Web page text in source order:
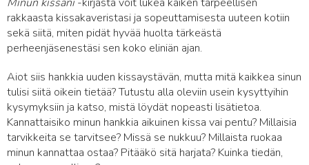
rakkaasta kissakaveristasi ja sopeuttamisesta uuteen kotiin
sekä siitä, miten pidät hyvää huolta tärkeästä
perheenjäsenestäsi sen koko eliniän ajan.
Aiot siis hankkia uuden kissaystävän, mutta mitä kaikkea sinun
tulisi siitä oikein tietää? Tutustu alla oleviin usein kysyttyihin
kysymyksiin ja katso, mistä löydät nopeasti lisätietoa.
Kannattaisiko minun hankkia aikuinen kissa vai pentu? Millaisia
tarvikkeita se tarvitsee? Missä se nukkuu? Millaista ruokaa
minun kannattaa ostaa? Pitääkö sitä harjata? Kuinka tiedän,